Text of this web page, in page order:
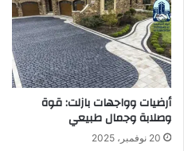
ل
ت
:
ح
ل
و
ل
ع
م
أرضيات وواجهات بازلت: قوة
وصلابة وجمال طبيعي
20 نوفمبر، 2025